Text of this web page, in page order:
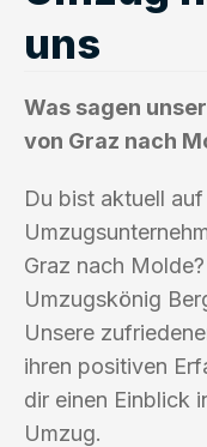
uns
Was sagen
von Graz nach
Du bist aktuell
Graz nach
Umzugskönig
Unsere
ihren positiven
dir einen Einblick
Umzug.